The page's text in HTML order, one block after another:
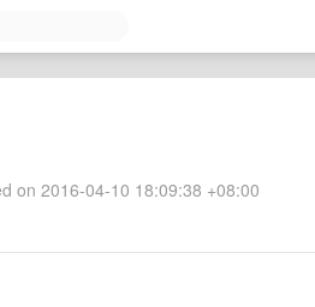
on 2016-04-10 18:09:38 +08:00